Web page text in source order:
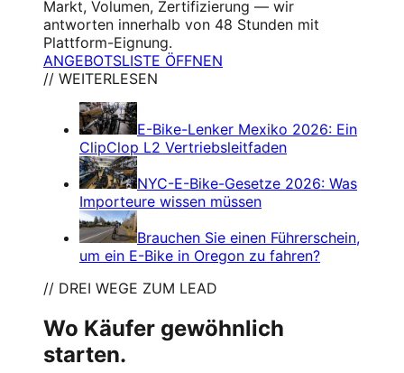
Markt, Volumen, Zertifizierung — wir
antworten innerhalb von 48 Stunden mit
Plattform-Eignung.
ANGEBOTSLISTE ÖFFNEN
// WEITERLESEN
E-Bike-Lenker Mexiko 2026: Ein
ClipClop L2 Vertriebsleitfaden
NYC-E-Bike-Gesetze 2026: Was
Importeure wissen müssen
Brauchen Sie einen Führerschein,
um ein E-Bike in Oregon zu fahren?
// DREI WEGE ZUM LEAD
Wo Käufer gewöhnlich
starten.